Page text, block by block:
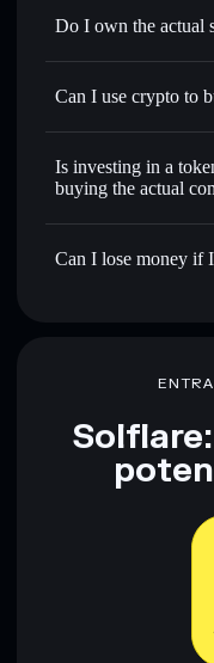
Do I own the
Can I use crypto to
Is investing in a
buying the actual
Can I lose money if